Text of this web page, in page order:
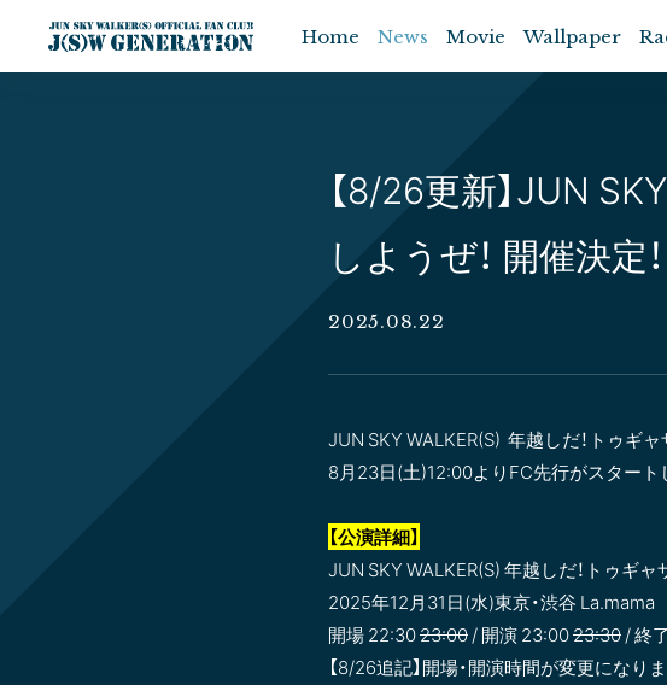
Home News Movie Wallpaper
【8/26更新】JUN
しようぜ！ 開催決
2025.08.22
JUN SKY WALKER(S) 年越しだ！トゥギ
8月23日(土)12:00よりFC先行がスタート
【公演詳細】
JUN SKY WALKER(S) 年越しだ！トゥギャ
2025年12月31日(水)東京・渋谷 La.mama
開場 22:3023:00/ 開演 23:0023:30/ 終
【8/26追記】開場・開演時間が変更になり